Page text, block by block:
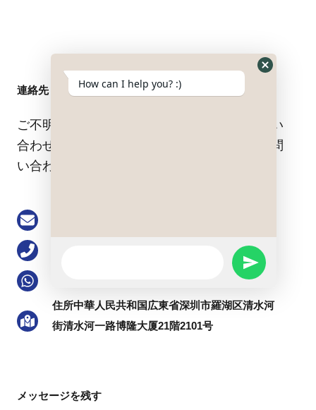
連絡先
ご不明な点がございましたら、お気軽にお問い
合わせください。どんなことでもお気軽にお問
い合わせください。.
住所中華人民共和国広東省深圳市羅湖区清水河
街清水河一路博隆大厦21階2101号
メッセージを残す
How can I help you? :)
SEND
WHATSAPP